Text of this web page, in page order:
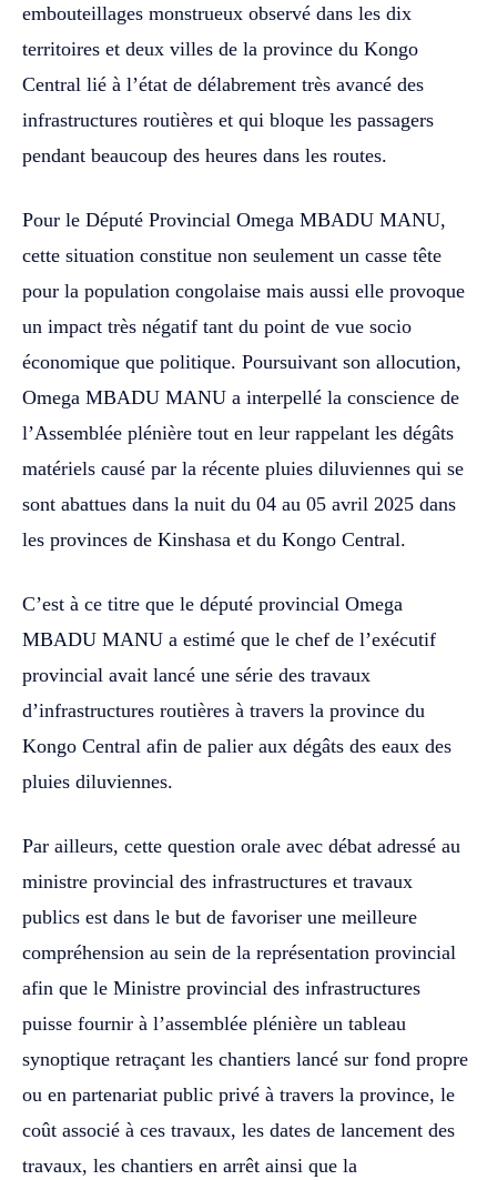
embouteillages monstrueux observé dans les dix
territoires et deux villes de la province du Kongo
Central lié à l’état de délabrement très avancé des
infrastructures routières et qui bloque les passagers
pendant beaucoup des heures dans les routes. ‎‎
Pour le Député Provincial Omega MBADU MANU,
cette situation constitue non seulement un casse tête
pour la population congolaise mais aussi elle provoque
un impact très négatif tant du point de vue socio
économique que politique. ‎‎Poursuivant son allocution,
Omega MBADU MANU a interpellé la conscience de
l’Assemblée plénière tout en leur rappelant les dégâts
matériels causé par la récente pluies diluviennes qui se
sont abattues dans la nuit du 04 au 05 avril 2025 dans
les provinces de Kinshasa et du Kongo Central.
C’est à ce titre que le député provincial Omega
MBADU MANU a estimé que le chef de l’exécutif
provincial avait lancé une série des travaux
d’infrastructures routières à travers la province du
Kongo Central ‎‎afin de palier aux dégâts des eaux des
pluies diluviennes.
Par ailleurs, cette question orale avec débat adressé au
ministre provincial des infrastructures et travaux
publics est dans le but de favoriser une meilleure
compréhension au sein de la représentation provincial
afin que le Ministre provincial des infrastructures
puisse fournir à l’assemblée plénière un tableau
synoptique retraçant les chantiers lancé sur fond propre
ou en partenariat public privé à travers la province, le
coût associé à ces travaux, les dates de lancement des
travaux, les chantiers en arrêt ainsi que la